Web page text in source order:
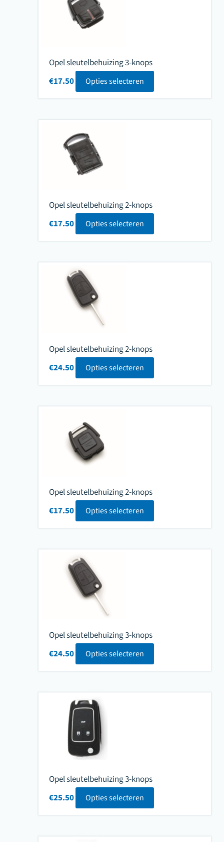
Opel sleutelbehuizing 3-knops
€17.50 Opties selecteren
Opel sleutelbehuizing 2-knops
€17.50 Opties selecteren
Opel sleutelbehuizing 2-knops
€24.50 Opties selecteren
Opel sleutelbehuizing 2-knops
€17.50 Opties selecteren
Opel sleutelbehuizing 3-knops
€24.50 Opties selecteren
Opel sleutelbehuizing 3-knops
€25.50 Opties selecteren